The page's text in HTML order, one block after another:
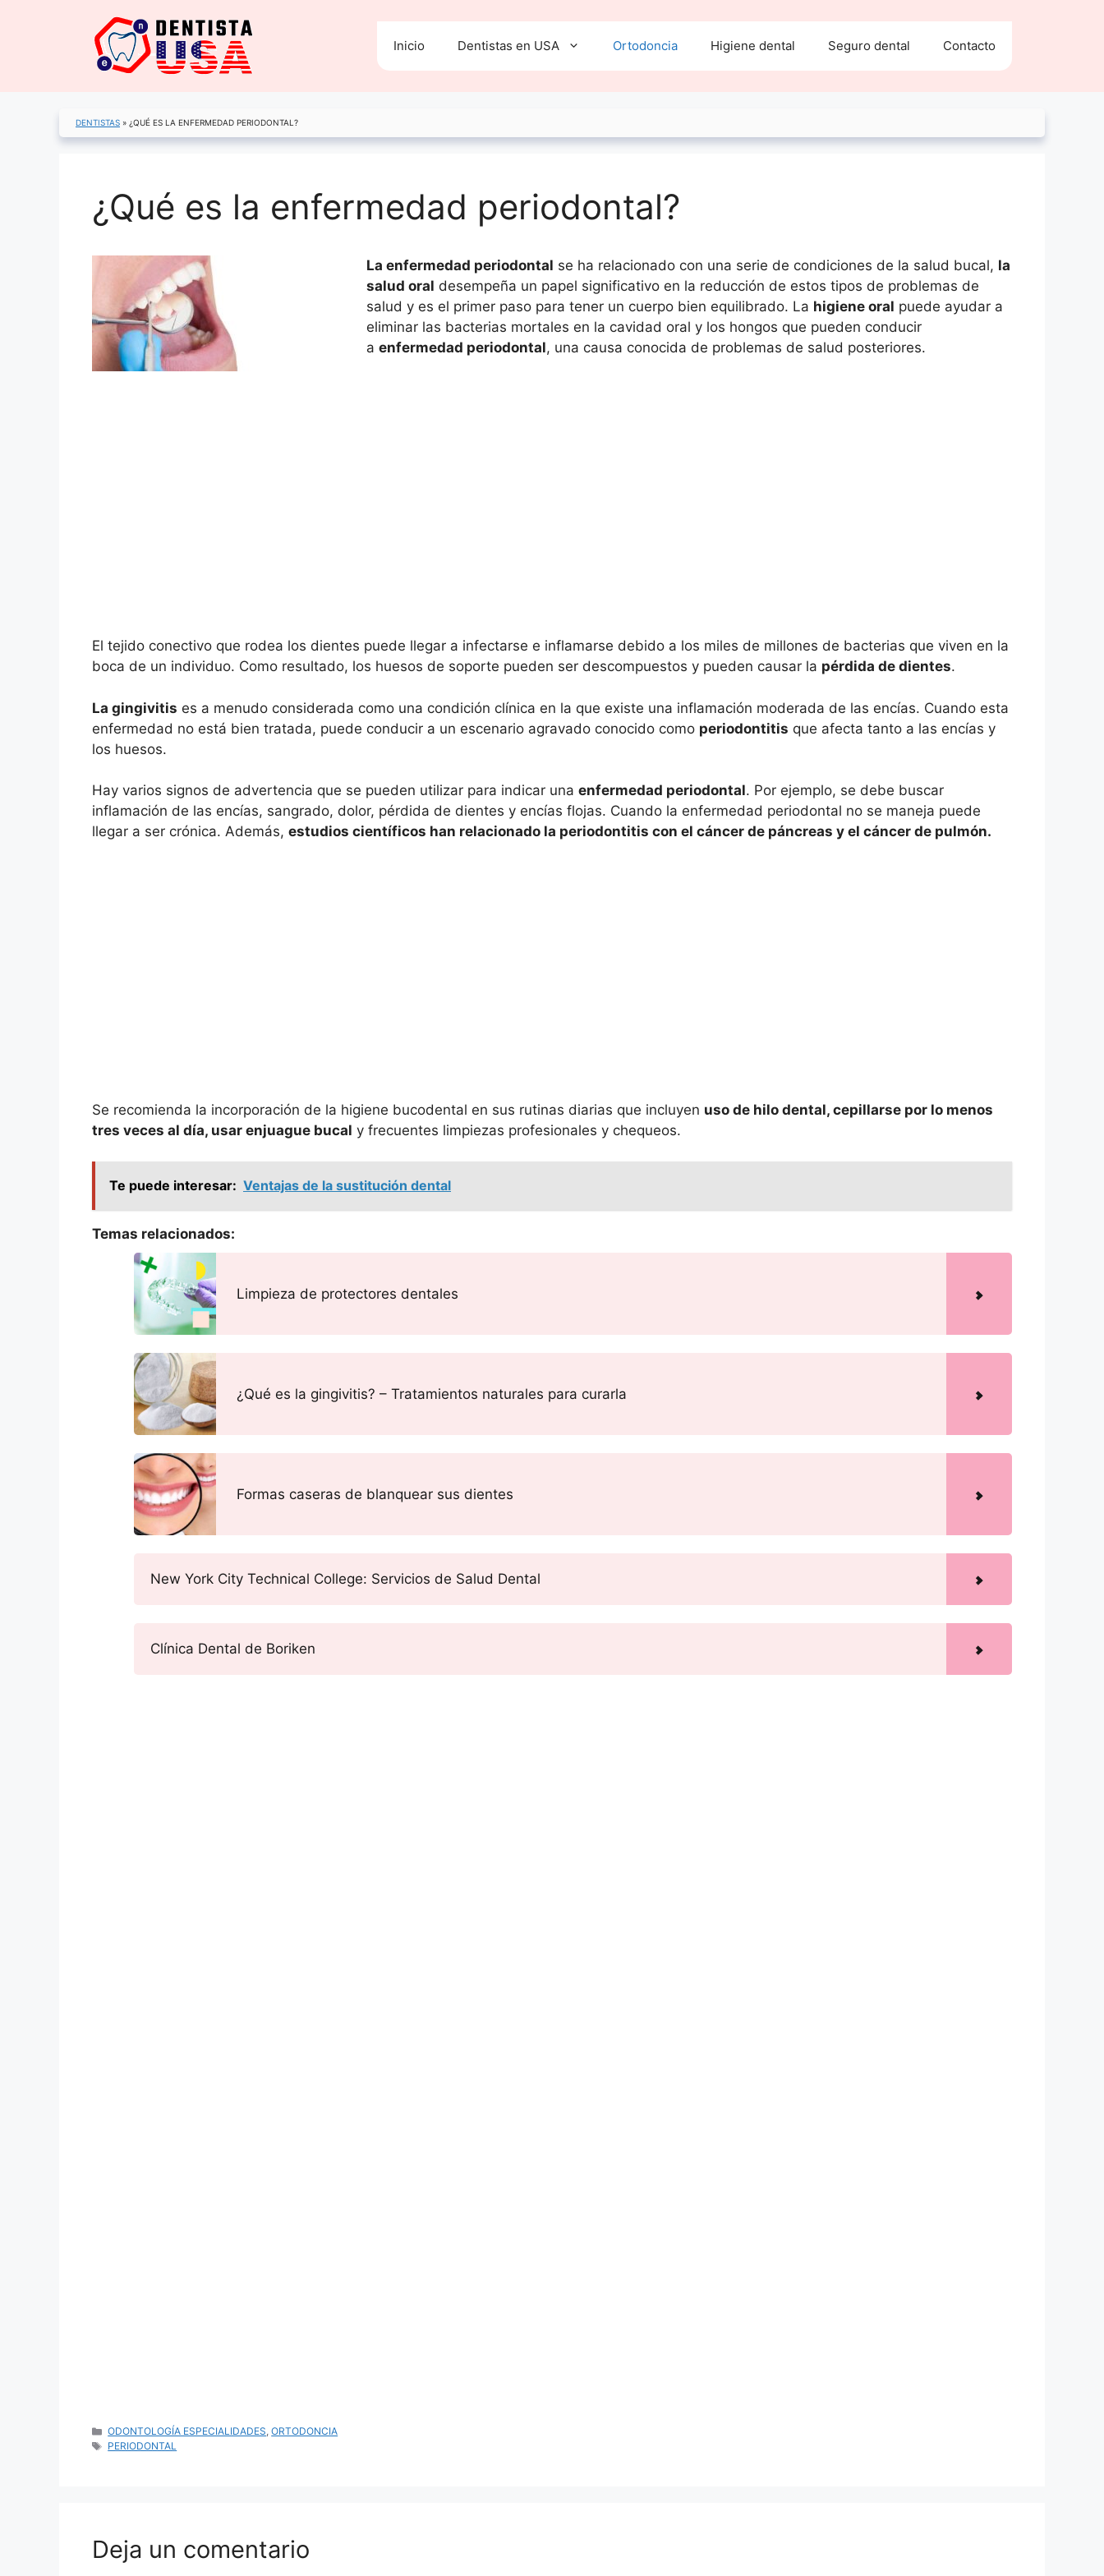
Inicio Dentistas en USA Ortodoncia Higiene dental Seguro dental Contacto
DENTISTAS » ¿QUÉ ES LA ENFERMEDAD PERIODONTAL?
¿Qué es la enfermedad periodontal?
La enfermedad periodontal se ha relacionado con una serie de condiciones de la salud bucal, la
salud oral desempeña un papel significativo en la reducción de estos tipos de problemas de
salud y es el primer paso para tener un cuerpo bien equilibrado. La higiene oral puede ayudar a
eliminar las bacterias mortales en la cavidad oral y los hongos que pueden conducir
a enfermedad periodontal, una causa conocida de problemas de salud posteriores.
El tejido conectivo que rodea los dientes puede llegar a infectarse e inflamarse debido a los miles de millones de bacterias que viven en la
boca de un individuo. Como resultado, los huesos de soporte pueden ser descompuestos y pueden causar la pérdida de dientes.
La gingivitis es a menudo considerada como una condición clínica en la que existe una inflamación moderada de las encías. Cuando esta
enfermedad no está bien tratada, puede conducir a un escenario agravado conocido como periodontitis que afecta tanto a las encías y
los huesos.
Hay varios signos de advertencia que se pueden utilizar para indicar una enfermedad periodontal. Por ejemplo, se debe buscar
inflamación de las encías, sangrado, dolor, pérdida de dientes y encías flojas. Cuando la enfermedad periodontal no se maneja puede
llegar a ser crónica. Además, estudios científicos han relacionado la periodontitis con el cáncer de páncreas y el cáncer de pulmón.
Se recomienda la incorporación de la higiene bucodental en sus rutinas diarias que incluyen uso de hilo dental, cepillarse por lo menos
tres veces al día, usar enjuague bucal y frecuentes limpiezas profesionales y chequeos.
Te puede interesar: Ventajas de la sustitución dental
Temas relacionados:
Limpieza de protectores dentales
¿Qué es la gingivitis? – Tratamientos naturales para curarla
Formas caseras de blanquear sus dientes
New York City Technical College: Servicios de Salud Dental
Clínica Dental de Boriken
CATEGORÍAS
ODONTOLOGÍA ESPECIALIDADES,ORTODONCIA
ETIQUETAS
PERIODONTAL
Deja un comentario